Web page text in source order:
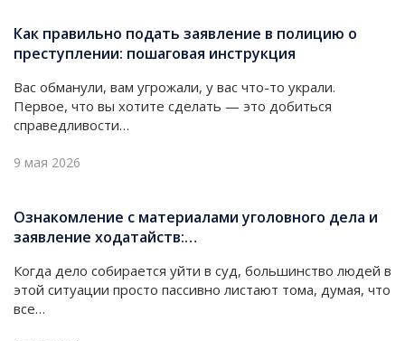
Как правильно подать заявление в полицию о
преступлении: пошаговая инструкция
Вас обманули, вам угрожали, у вас что-то украли.
Первое, что вы хотите сделать — это добиться
справедливости…
9 мая 2026
Ознакомление с материалами уголовного дела и
заявление ходатайств:…
Когда дело собирается уйти в суд, большинство людей в
этой ситуации просто пассивно листают тома, думая, что
все…